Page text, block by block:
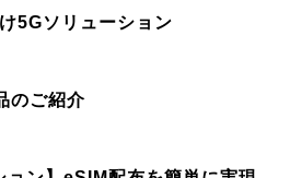
5Gソリューション
のご紹介